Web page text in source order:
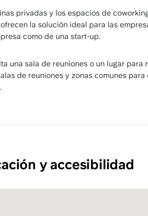
privadas y los espacios de
la solución ideal para las
como de una start-up.
una sala de reuniones o un lugar para
de reuniones y zonas comunes
y accesibilidad